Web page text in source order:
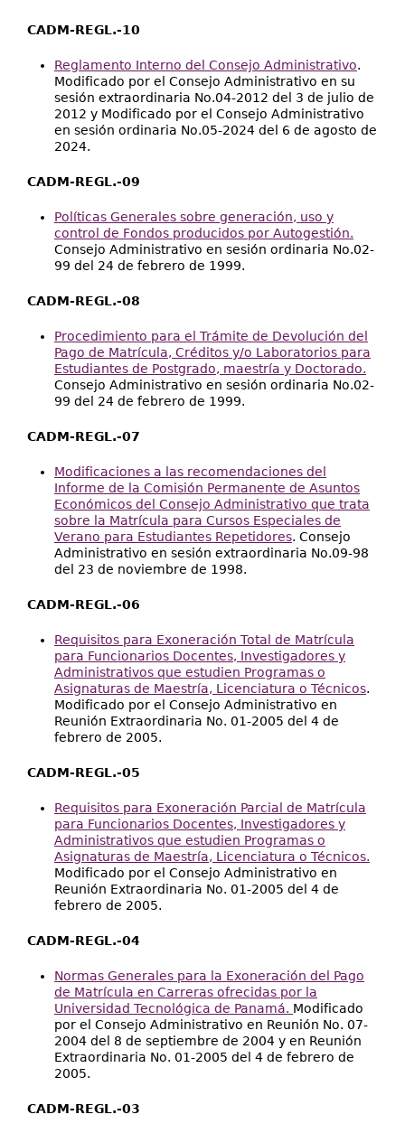
CADM-REGL.-10
Reglamento Interno del Consejo Administrativo.
Modificado por el Consejo Administrativo en su
sesión extraordinaria No.04-2012 del 3 de julio de
2012 y Modificado por el Consejo Administrativo
en sesión ordinaria No.05-2024 del 6 de agosto de
2024.
CADM-REGL.-09
Políticas Generales sobre generación, uso y
control de Fondos producidos por Autogestión.
Consejo Administrativo en sesión ordinaria No.02-
99 del 24 de febrero de 1999.
CADM-REGL.-08
Procedimiento para el Trámite de Devolución del
Pago de Matrícula, Créditos y/o Laboratorios para
Estudiantes de Postgrado, maestría y Doctorado.
Consejo Administrativo en sesión ordinaria No.02-
99 del 24 de febrero de 1999.
CADM-REGL.-07
Modificaciones a las recomendaciones del
Informe de la Comisión Permanente de Asuntos
Económicos del Consejo Administrativo que trata
sobre la Matrícula para Cursos Especiales de
Verano para Estudiantes Repetidores. Consejo
Administrativo en sesión extraordinaria No.09-98
del 23 de noviembre de 1998.
CADM-REGL.-06
Requisitos para Exoneración Total de Matrícula
para Funcionarios Docentes, Investigadores y
Administrativos que estudien Programas o
Asignaturas de Maestría, Licenciatura o Técnicos.
Modificado por el Consejo Administrativo en
Reunión Extraordinaria No. 01-2005 del 4 de
febrero de 2005.
CADM-REGL.-05
Requisitos para Exoneración Parcial de Matrícula
para Funcionarios Docentes, Investigadores y
Administrativos que estudien Programas o
Asignaturas de Maestría, Licenciatura o Técnicos.
Modificado por el Consejo Administrativo en
Reunión Extraordinaria No. 01-2005 del 4 de
febrero de 2005.
CADM-REGL.-04
Normas Generales para la Exoneración del Pago
de Matrícula en Carreras ofrecidas por la
Universidad Tecnológica de Panamá. Modificado
por el Consejo Administrativo en Reunión No. 07-
2004 del 8 de septiembre de 2004 y en Reunión
Extraordinaria No. 01-2005 del 4 de febrero de
2005.
CADM-REGL.-03